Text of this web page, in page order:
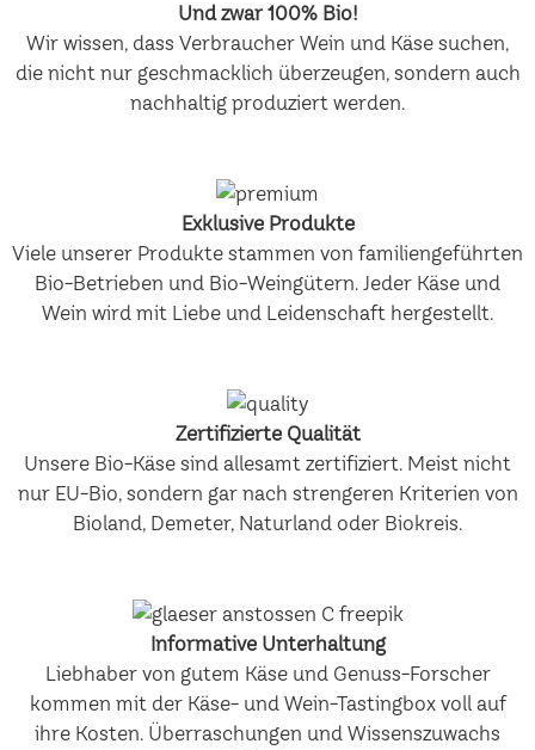
Und zwar 100% Bio!
Wir wissen, dass Verbraucher Wein und Käse suchen,
die nicht nur geschmacklich überzeugen, sondern auch
nachhaltig produziert werden.
Exklusive Produkte
Viele unserer Produkte stammen von familiengeführten
Bio-Betrieben und Bio-Weingütern. Jeder Käse und
Wein wird mit Liebe und Leidenschaft hergestellt.
Zertifizierte Qualität
Unsere Bio-Käse sind allesamt zertifiziert. Meist nicht
nur EU-Bio, sondern gar nach strengeren Kriterien von
Bioland, Demeter, Naturland oder Biokreis.
Informative Unterhaltung
Liebhaber von gutem Käse und Genuss-Forscher
kommen mit der Käse- und Wein-Tastingbox voll auf
ihre Kosten. Überraschungen und Wissenszuwachs